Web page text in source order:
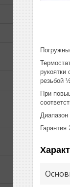
резьбой
При
Гарантия